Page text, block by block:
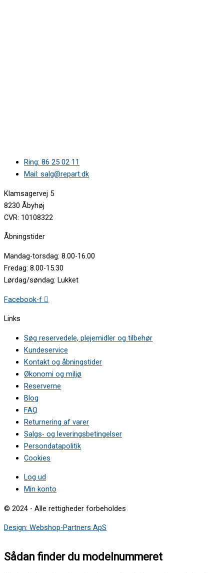
Ring: 86 25 02 11
Mail: salg@repart.dk
Klamsagervej 5
8230 Åbyhøj
CVR: 10108322
Åbningstider
Mandag-torsdag: 8.00-16.00
Fredag: 8.00-15.30
Lørdag/søndag: Lukket
Facebook-f
Links
Søg reservedele, plejemidler og tilbehør
Kundeservice
Kontakt og åbningstider
Økonomi og miljø
Reserverne
Blog
FAQ
Returnering af varer
Salgs- og leveringsbetingelser
Persondatapolitik
Cookies
Log ud
Min konto
© 2024 - Alle rettigheder forbeholdes
Design: Webshop-Partners ApS
Sådan finder du modelnummeret